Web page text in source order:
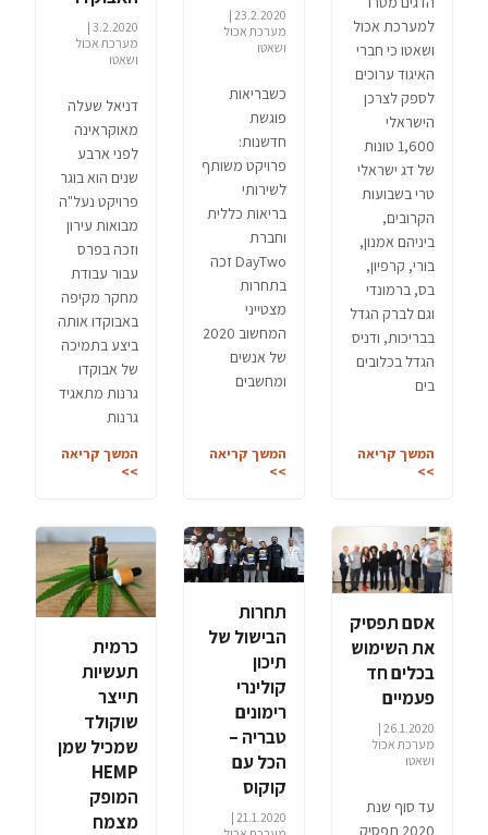
למערכת אכול
ושאטו כי חברי
האיגוד ערוכים
לספק לצרכן
הישראלי
1,600 טונות
של דג ישראלי
טרי בשבועות
הקרובים,
ביניהם אמנון,
בורי, קרפיון,
בס, ברמונדי
וגם לברק הגדל
בבריכות, ודניס
הגדל בכלובים
בים
המשך קריאה
>>
23.2.2020 |
מערכת אכול
ושאטו
כשבריאות
פוגשת
חדשנות:
פרויקט משותף
לשירותי
בריאות כללית
וחברת
DayTwo זכה
בתחרות
מצטייני
המחשוב 2020
של אנשים
ומחשבים
המשך קריאה
>>
3.2.2020 |
מערכת אכול
ושאטו
דניאל שעלה
מאוקראינה
לפני ארבע
שנים הוא בוגר
פרויקט נעל"ה
מבואות עירון
וזכה בפרס
עבור עבודת
מחקר מקיפה
באבוקדו אותה
ביצע בתמיכה
של אבוקדו
גרנות מתאגיד
גרנות
המשך קריאה
>>
אסם תפסיק
את השימוש
בכלים חד
פעמיים
26.1.2020 |
מערכת אכול
ושאטו
עד סוף שנת
2020 תפסיק
תחרות
הבישול של
תיכון
קולינרי
רימונים
טבריה –
הכל עם
קוקוס
21.1.2020 |
כרמית
תעשיות
תייצר
שוקולד
שמכיל שמן
HEMP
המופק
מצמח